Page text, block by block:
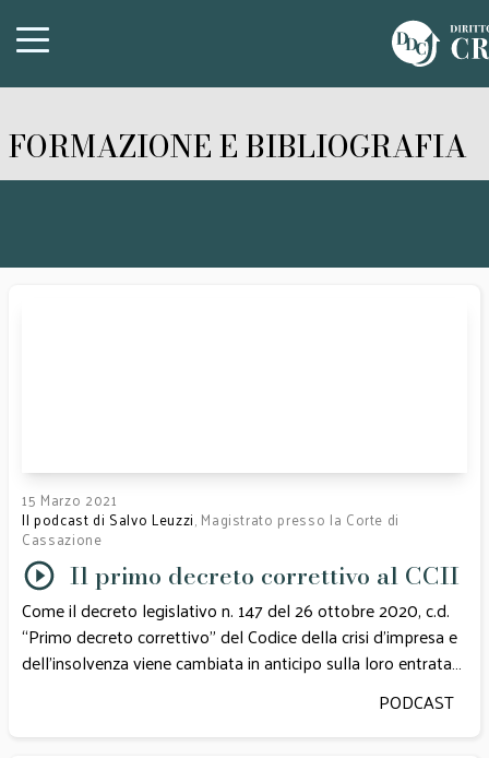
FORMAZIONE E BIBLIOGRAFIA
15 Marzo 2021
Il podcast di Salvo Leuzzi, Magistrato presso la Corte di
Cassazione
Il primo decreto correttivo al CCII
Come il decreto legislativo n. 147 del 26 ottobre 2020, c.d.
“Primo decreto correttivo” del Codice della crisi d’impresa e
dell’insolvenza viene cambiata in anticipo sulla loro entrata
in vigore la fisionomia delle nuove regole. Ce lo spiega,
attraverso una prima panoramica generale, il Dott. Salvo
Leuzzi. L’analisi critica è attenta ai profili di originalità e di
PODCAST